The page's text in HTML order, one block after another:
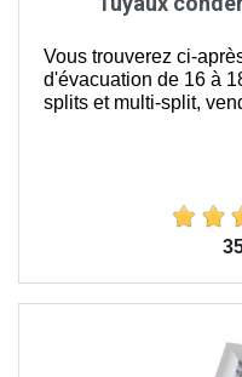
Vous trouverez ci-
d'évacuation de 16 à
splits et multi-split,